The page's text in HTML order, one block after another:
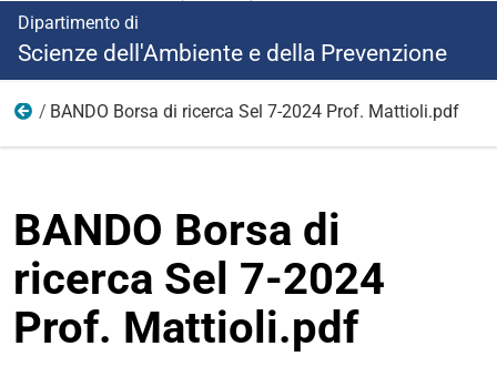
Dipartimento di
Scienze dell'Ambiente e della Prevenzione
Ricerca
BANDO Borsa di ricerca Sel 7-2024 Prof. Mattioli.pdf
BANDO Borsa di
ricerca Sel 7-2024
Prof. Mattioli.pdf